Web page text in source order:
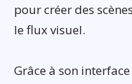
pour créer des
le flux visuel.
Grâce à son